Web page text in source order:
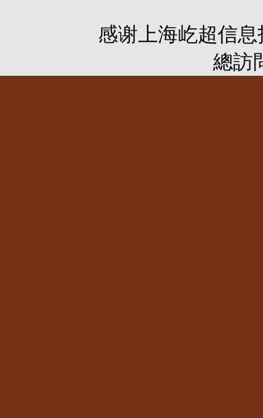
感谢 上海屹超信
總訪